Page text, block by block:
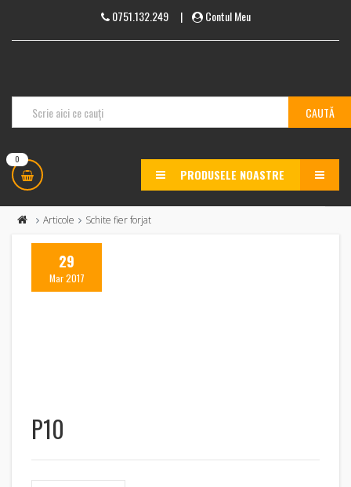
0751.132.249| Contul Meu
0
PRODUSELE NOASTRE MENU
Articole Schite fier forjat
29
Mar 2017
P10